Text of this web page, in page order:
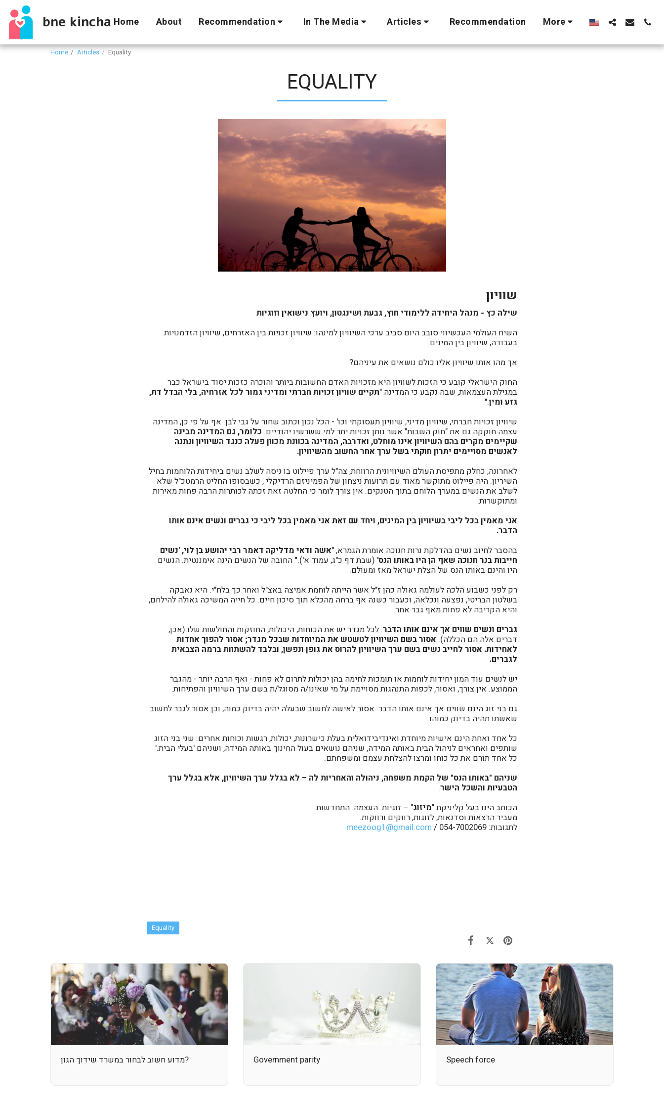
bne kincha Home About Recommendation In The Media Articles Recommendation More
Home Articles Equality
EQUALITY
שוויון
שילה כץ - מנהל היחידה ללימודי חוץ, גבעת ושינגטון, ויועץ נישואין וזוגיות
השיח העולמי העכשיווי סובב היום סביב ערכי השיוויון למינהו: שיוויון זכויות בין האזרחים, שיוויון הזדמנויות
בעבודה, שיוויון בין המינים.
אך מהו אותו שיוויון אליו כולם נושאים את עיניהם?
החוק הישראלי קובע כי הזכות לשוויון היא מזכויות האדם החשובות ביותר והוכרה כזכות יסוד בישראל כבר
במגילת העצמאות, שבה נקבע כי המדינה "תקיים שוויון זכויות חברתי ומדיני גמור לכל אזרחיה, בלי הבדל דת,
גזע ומין."
שיוויון זכויות חברתי, שיוויון מדיני, שיוויון תעסוקתי וכו' - הכל נכון וכתוב שחור על גבי לבן. אף על פי כן, המדינה
עצמה חוקקה גם את "חוק השבות" אשר נותן זכויות יתר למי ששרשיו יהודיים. כלומר, גם המדינה מבינה
שקיימים מקרים בהם השיוויון אינו מוחלט, ואדרבה, המדינה בכוונת מכוון פעלה כנגד השיוויון ונתנה
לאנשים מסויימים יתרון חוקתי בשל ערך אחר החשוב מהשיוויון.
לאחרונה, כחלק מתפיסת העולם השיוויונית הרווחת, צה"ל ערך פיילוט בו ניסה לשלב נשים ביחידות הלוחמות בחיל
השיריון. היה פיילוט מתוקשר מאוד עם תרועות ניצחון של הפמיניזם הרדיקלי , כשבסופו החליט הרמטכ"ל שלא
לשלב את הנשים במערך הלוחם בתוך הטנקים. אין צורך לומר כי החלטה זאת זכתה לכותרות הרבה פחות מאירות
ומתוקשרות.
אני מאמין בכל ליבי בשיוויון בין המינים, ויחד עם זאת אני מאמין בכל ליבי כי גברים ונשים אינם אותו
הדבר.
בהסבר לחיוב נשים בהדלקת נרות חנוכה אומרת הגמרא, "אשה ודאי מדליקה דאמר רבי יהושע בן לוי, 'נשים
חייבות בנר חנוכה שאף הן היו באותו הנס' (שבת דף כ"ג, עמוד א')." החובה של הנשים הינה אימננטית. הנשים
היו והינם באותו הנס של הצלת ישראל מאז ומעולם.
רק לפני כשבוע הלכה לעולמה גאולה כהן ז"ל אשר הייתה לוחמת אמיצה באצ"ל ואחר כך בלח"י. היא נאבקה
בשלטון הבריטי, נפצעה ונכלאה, וכעבור כשנה אף ברחה מהכלא תוך סיכון חיים. כל חייה המשיכה גאולה להילחם,
והיא הקריבה לא פחות מאף גבר אחר.
גברים ונשים שווים אך אינם אותו הדבר. לכל מגדר יש את הכוחות, היכולות, החוזקות והחולשות שלו (אכן,
דברים אלה הם הכללה). אסור בשם השיוויון לטשטש את המיוחדות שבכל מגדר; אסור להפוך אחדות
לאחידות. אסור לחייב נשים בשם ערך השיוויון להרוס את גופן ונפשן, ובלבד להשתוות ברמה הצבאית
לגברים.
יש לנשים עוד המון יחידות לוחמות או תומכות לחימה בהן יכולות לתרום לא פחות - ואף הרבה יותר - מהגבר
הממוצע. אין צורך, ואסור, לכפות התנהגות מסויימת על מי שאינו/ה מסוגל/ת בשם ערך השיוויון והפתיחות.
גם בני זוג הינם שווים אך אינם אותו הדבר. אסור לאישה לחשוב שבעלה יהיה בדיוק כמוה, וכן אסור לגבר לחשוב
שאשתו תהיה בדיוק כמוהו.
כל אחד ואחת הינם אישיות מיוחדת ואינדיבידואלית בעלת כישרונות, יכולות, רגשות וכוחות אחרים. שני בני הזוג
שותפים ואחראים לניהול הבית באותה המידה, שניהם נושאים בעול החינוך באותה המידה, ושניהם 'בעלי הבית.'
כל אחד תורם את כל כוחו ומרצו להצלחת עצמם ומשפחתם.
שניהם "באותו הנס" של הקמת משפחה, ניהולה והאחריות לה – לא בגלל ערך השיוויון, אלא בגלל ערך
הטבעיות והשכל הישר.
הכותב הינו בעל קליניקת "מיזוג" – זוגיות. העצמה. התחדשות.
מעביר הרצאות וסדנאות, לזוגות, רווקים ורווקות.
לתגובות: 054-7002069 /
meezoog1@gmail.com
Equality
מדוע חשוב לבחור במשרד שידוך הגון? Government parity Speech force